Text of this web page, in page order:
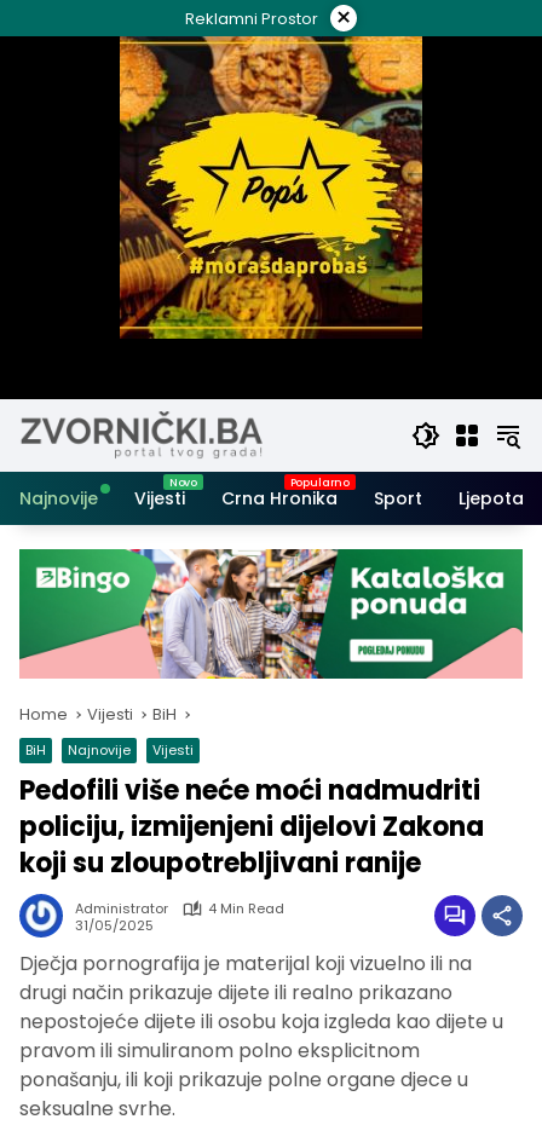
to
Reklamni Prostor ×
Najnovije Vijesti Crna Hronika Sport Ljepota i
Home Vijesti BiH
BiH Najnovije Vijesti
Pedofili više neće moći nadmudriti
policiju, izmijenjeni dijelovi Zakona
koji su zloupotrebljivani ranije
Administrator
4 Min Read
31/05/2025
Dječja pornografija je materijal koji vizuelno ili na
drugi način prikazuje dijete ili realno prikazano
nepostojeće dijete ili osobu koja izgleda kao dijete u
pravom ili simuliranom polno eksplicitnom
ponašanju, ili koji prikazuje polne organe djece u
seksualne svrhe.